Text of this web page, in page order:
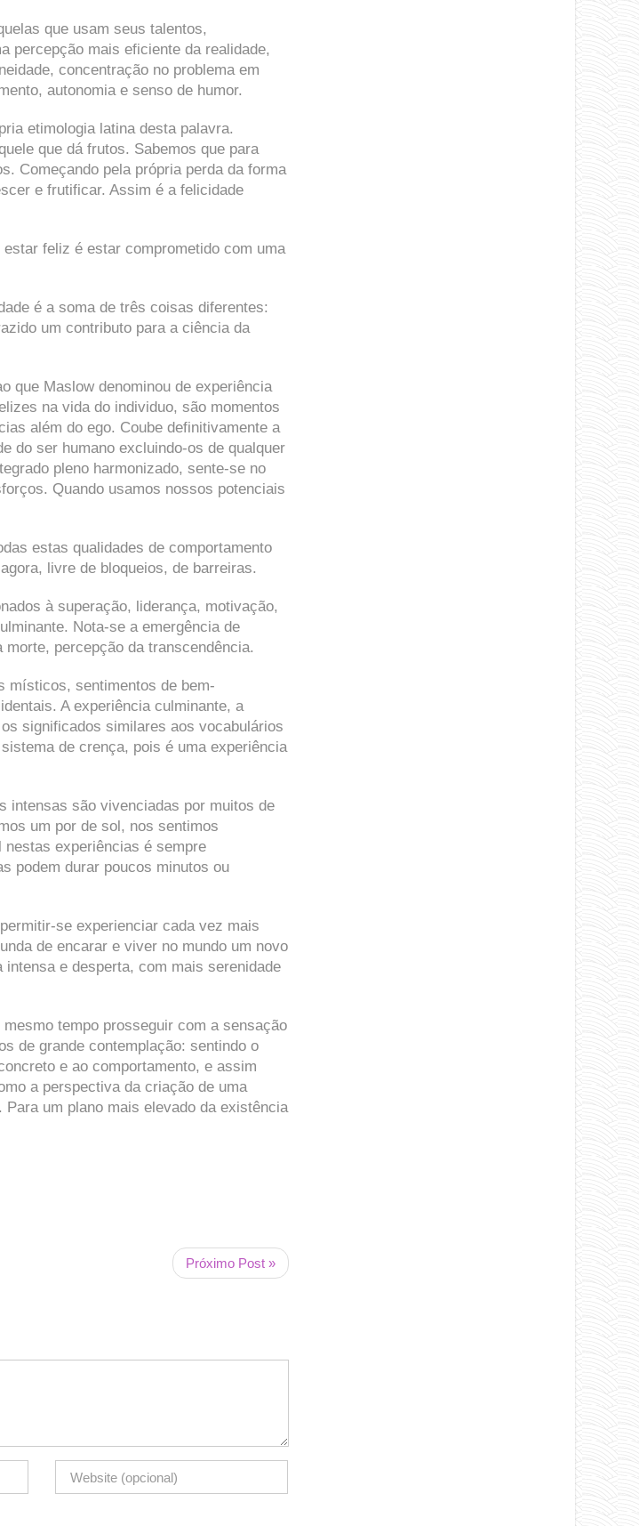
que usam seus talentos,
percepção mais eficiente da realidade,
concentração no problema em
autonomia e senso de humor.
etimologia latina desta palavra.
que dá frutos. Sabemos que para
Começando pela própria perda da forma
e frutificar. Assim é a felicidade
feliz é estar comprometido com uma
é a soma de três coisas diferentes:
um contributo para a ciência da
que Maslow denominou de experiência
na vida do individuo, são momentos
além do ego. Coube definitivamente a
do ser humano excluindo-os de qualquer
pleno harmonizado, sente-se no
Quando usamos nossos potenciais
estas qualidades de comportamento
livre de bloqueios, de barreiras.
à superação, liderança, motivação,
Nota-se a emergência de
percepção da transcendência.
místicos, sentimentos de bem-
A experiência culminante, a
significados similares aos vocabulários
de crença, pois é uma experiência
intensas são vivenciadas por muitos de
um por de sol, nos sentimos
experiências é sempre
podem durar poucos minutos ou
se experienciar cada vez mais
de encarar e viver no mundo um novo
e desperta, com mais serenidade
tempo prosseguir com a sensação
de grande contemplação: sentindo o
e ao comportamento, e assim
a perspectiva da criação de uma
um plano mais elevado da existência
Próximo Post »